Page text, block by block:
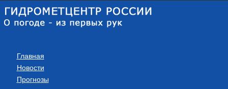
Главная
Новости
Прогнозы